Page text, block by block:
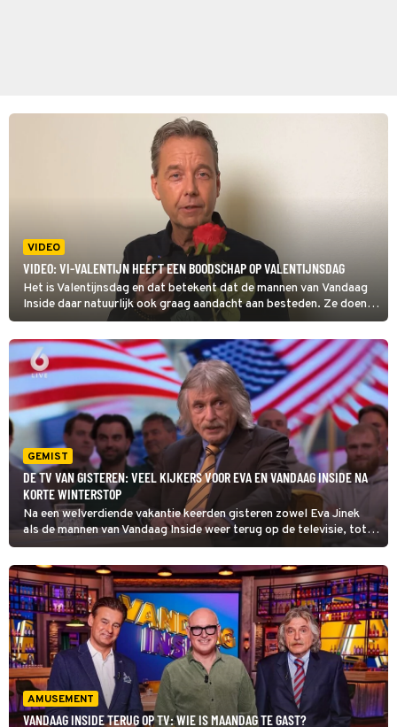
VIDEO
VIDEO: VI-VALENTIJN HEEFT EEN BOODSCHAP OP VALENTIJNSDAG
Het is Valentijnsdag en dat betekent dat de mannen van Vandaag
Inside daar natuurlijk ook graag aandacht aan besteden. Ze doen
dat middels een speciale Valentijnsboodschap van niemand minder
dan Valentijn Driessen.
GEMIST
DE TV VAN GISTEREN: VEEL KIJKERS VOOR EVA EN VANDAAG INSIDE NA
KORTE WINTERSTOP
Na een welverdiende vakantie keerden gisteren zowel Eva Jinek
als de mannen van Vandaag Inside weer terug op de televisie, tot
enthousiasme van de kijkers thuis. De programma's scoren na hun
korte winterstop gelijk weer hoge kijkcijfers.
AMUSEMENT
VANDAAG INSIDE TERUG OP TV: WIE IS MAANDAG TE GAST?